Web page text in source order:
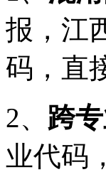
报，江
码，直
2、 跨
业代码